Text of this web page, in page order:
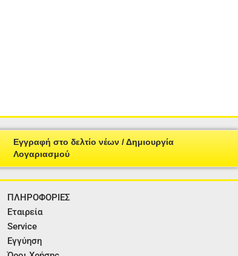
Εγγραφή στο δελτίο νέων / Δημιουργία
Λογαριασμού
ΠΛΗΡΟΦΟΡΙΕΣ
Εταιρεία
Service
Εγγύηση